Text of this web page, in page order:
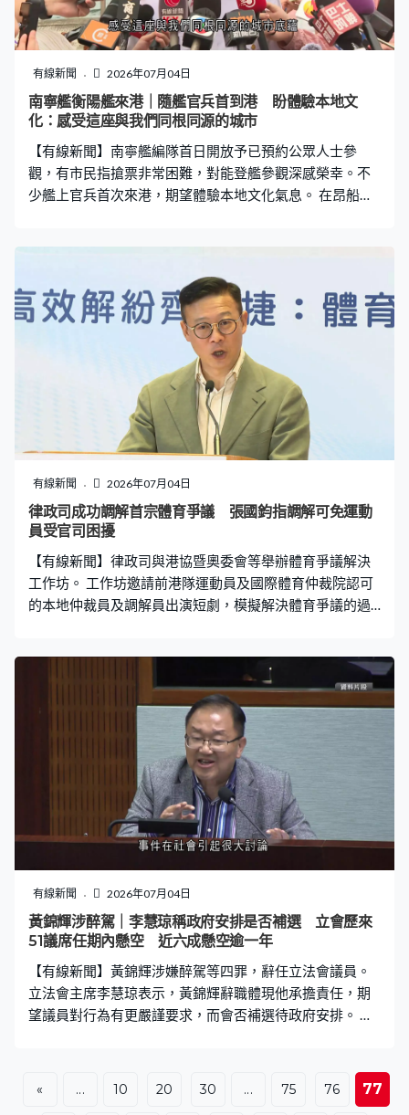
個案，並收到不少查詢。律政司副司長張國鈞指，過往體
育紛爭依賴屬會協調和裁決，但可能產生更多問題帶到法
庭，調解可以避免各方將時間及金錢投入法律程序。張國
鈞：「只想一心一意訓練及比賽的運動員，不單在時間
上、精神上，或者財務負擔上承受不了，更會因為把爭議
公開而成為社會焦點。法院裁決後，更可能會令與訟雙方
們必須建立高效專業，及具公信力的體育爭議解決制度。
有線新聞 2026年07月04日
南寧艦衡陽艦來港｜隨艦官兵首到港 盼體驗本地文
化：感受這座與我們同根同源的城市
【有線新聞】南寧艦編隊首日開放予已預約公眾人士參
觀，有市民指搶票非常困難，對能登艦參觀深感榮幸。不
少艦上官兵首次來港，期望體驗本地文化氣息。 在昂船洲
「我們本身對軍事非常感興趣。小朋友沒有見過海軍軍艦
和直升機，正好是一個機會。除了學習軍艦知識，加強她
對香港和祖國生命的聯繫。」中二學生Jacky：「昨晚睡不
着，今日來到很興奮。雖然我們不是身在一個和平的年
代，但我們身在一個和平的國家。我們有一班軍人為我們
負重前行，有一句話『清澈的愛只為中國』，代表了我現
在的感情和感受。」Sampad Sen：「這是我們第一次來，
我們過去幾年都有嘗試，但都搶不到票。這次我們很幸
運，第一次看到這麼大的艦艇，印象很深刻，很驚訝一切
都很乾淨、保養得很好，非常好的展示。」 艦艙內有魚雷
發射裝置及艦載小艇等裝備，裡面不能拍照錄影，參觀者
只能用肉眼欣賞海軍武器。艦上不少官兵都是首次來港，
城市獨有的魅力。不管是承載着中華文化傳
有線新聞 2026年07月04日
律政司成功調解首宗體育爭議 張國鈞指調解可免運動
員受官司困擾
【有線新聞】律政司與港協暨奧委會等舉辦體育爭議解決
工作坊。 工作坊邀請前港隊運動員及國際體育仲裁院認可
的本地仲裁員及調解員出演短劇，模擬解決體育爭議的過
調解首宗個案，副司長張國鈞指，調解可以避免雙方將時
間及金錢投入法律程序。張國鈞：「只想一心一意訓練及
比賽的運動員不單在時間上、精神上，或者財務負擔上承
受不了，更會因為把爭議公開而成為社會焦點。法院裁決
後更可能會令與訟雙方關係破裂。要妥善處理這些糾紛、
要避免這些副作用，我們必須建立高效專業，及具公信力
的體育爭議解決制度。」
有線新聞 2026年07月04日
黃錦輝涉醉駕｜李慧琼稱政府安排是否補選 立會歷來
51議席任期內懸空 近六成懸空逾一年
【有線新聞】黃錦輝涉嫌醉駕等四罪，辭任立法會議員。
立法會主席李慧琼表示，黃錦輝辭職體現他承擔責任，期
望議員對行為有更嚴謹要求，而會否補選待政府安排。 黃
起很大討論，她在過去數日忙於處理事件，「黃教授辭職
體現他承擔責任，相信他的案件會依法依規在法院審理。
« ... 10 20 30 ... 75 76 77